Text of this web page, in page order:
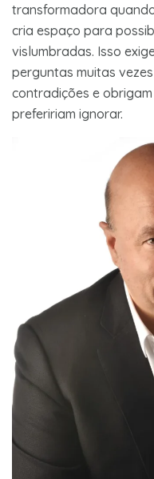
transformadora
cria espaço para
vislumbradas. Isso
perguntas muitas
contradições e
prefeririam ignorar.